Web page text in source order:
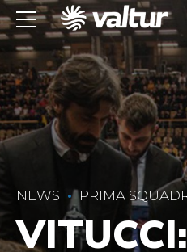
NEWS PRIMA
VITUCCI: